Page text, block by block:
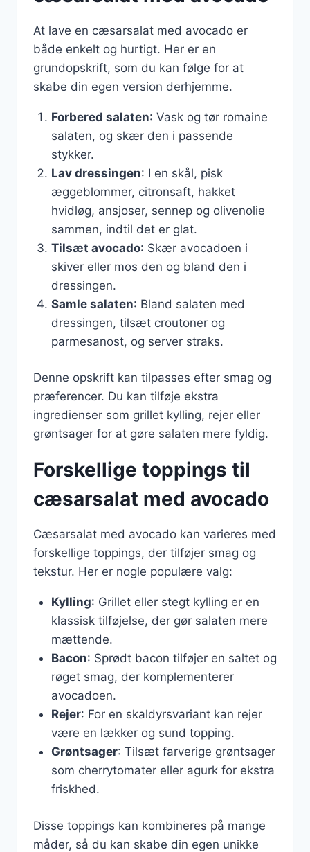
At lave en cæsarsalat med avocado er
både enkelt og hurtigt. Her er en
grundopskrift, som du kan følge for at
skabe din egen version derhjemme.
Forbered salaten: Vask og tør romaine
salaten, og skær den i passende
stykker.
Lav dressingen: I en skål, pisk
æggeblommer, citronsaft, hakket
hvidløg, ansjoser, sennep og olivenolie
sammen, indtil det er glat.
Tilsæt avocado: Skær avocadoen i
skiver eller mos den og bland den i
dressingen.
Samle salaten: Bland salaten med
dressingen, tilsæt croutoner og
parmesanost, og server straks.
Denne opskrift kan tilpasses efter smag og
præferencer. Du kan tilføje ekstra
ingredienser som grillet kylling, rejer eller
grøntsager for at gøre salaten mere fyldig.
Forskellige toppings til
cæsarsalat med avocado
Cæsarsalat med avocado kan varieres med
forskellige toppings, der tilføjer smag og
tekstur. Her er nogle populære valg:
Kylling: Grillet eller stegt kylling er en
klassisk tilføjelse, der gør salaten mere
mættende.
Bacon: Sprødt bacon tilføjer en saltet og
røget smag, der komplementerer
avocadoen.
Rejer: For en skaldyrsvariant kan rejer
være en lækker og sund topping.
Grøntsager: Tilsæt farverige grøntsager
som cherrytomater eller agurk for ekstra
friskhed.
Disse toppings kan kombineres på mange
måder, så du kan skabe din egen unikke